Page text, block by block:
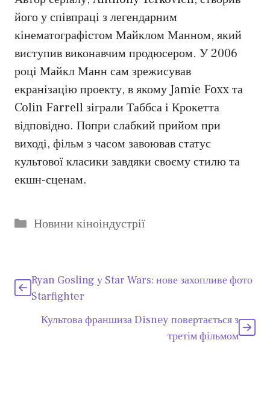
його у співпраці з легендарним
кінематографістом Майклом Манном, який
виступив виконавчим продюсером. У 2006
році Майкл Манн сам зрежисував
екранізацію проекту, в якому Jamie Foxx та
Colin Farrell зіграли Таббса і Крокетта
відповідно. Попри слабкий прийом при
виході, фільм з часом завоював статус
культової класики завдяки своєму стилю та
екшн-сценам.
Категорії
Новини кіноіндустрії
Ryan Gosling у Star Wars: нове захопливе фото
Starfighter
Культова франшиза Disney повертається з
третім фільмом